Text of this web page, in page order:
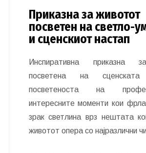
Приказна за животот
посветен на светло-
и сценскиот настап
Инспиративна приказна
посветена на сценската
посветеноста на
интересните моменти кои
зрак светлина врз нештата
животот опера со најразлични